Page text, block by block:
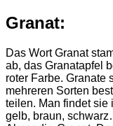
Granat:
Das Wort Granat
ab, das Granatapfel
roter Farbe. Granate
mehreren Sorten
teilen. Man findet sie
gelb, braun,